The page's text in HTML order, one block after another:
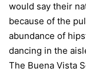
would say their
because of the
abundance of
dancing in the
The Buena Vista